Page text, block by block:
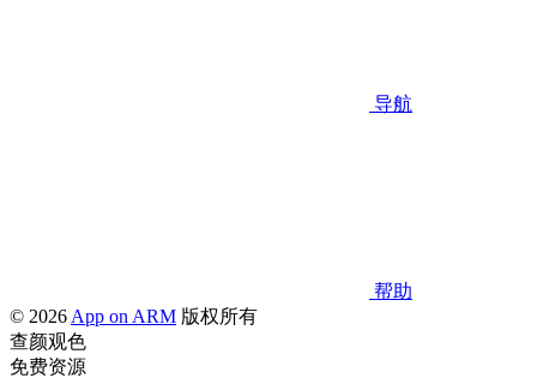
导航
帮助
© 2026 App on ARM 版权所有
查颜观色
免费资源